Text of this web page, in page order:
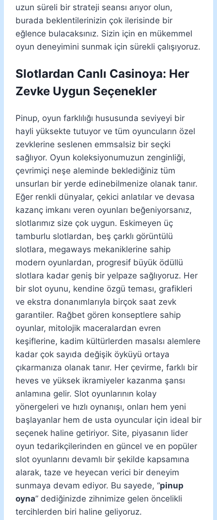
uzun süreli bir strateji seansı arıyor olun,
burada beklentilerinizin çok ilerisinde bir
eğlence bulacaksınız. Sizin için en mükemmel
oyun deneyimini sunmak için sürekli çalışıyoruz.
Slotlardan Canlı Casinoya: Her
Zevke Uygun Seçenekler
Pinup, oyun farklılığı hususunda seviyeyi bir
hayli yüksekte tutuyor ve tüm oyuncuların özel
zevklerine seslenen emmsalsiz bir seçki
sağlıyor. Oyun koleksiyonumuzun zenginliği,
çevrimiçi neşe aleminde beklediğiniz tüm
unsurları bir yerde edinebilmenize olanak tanır.
Eğer renkli dünyalar, çekici anlatılar ve devasa
kazanç imkanı veren oyunları beğeniyorsanız,
slotlarımız size çok uygun. Eskimeyen üç
tamburlu slotlardan, beş çarklı görüntülü
slotlara, megaways mekaniklerine sahip
modern oyunlardan, progresif büyük ödüllü
slotlara kadar geniş bir yelpaze sağlıyoruz. Her
bir slot oyunu, kendine özgü teması, grafikleri
ve ekstra donanımlarıyla birçok saat zevk
garantiler. Rağbet gören konseptlere sahip
oyunlar, mitolojik maceralardan evren
keşiflerine, kadim kültürlerden masalsı alemlere
kadar çok sayıda değişik öyküyü ortaya
çıkarmanıza olanak tanır. Her çevirme, farklı bir
heves ve yüksek ikramiyeler kazanma şansı
anlamına gelir. Slot oyunlarının kolay
yönergeleri ve hızlı oynanışı, onları hem yeni
başlayanlar hem de usta oyuncular için ideal bir
seçenek haline getiriyor. Site, piyasanın lider
oyun tedarikçilerinden en güncel ve en popüler
slot oyunlarını devamlı bir şekilde kapsamına
alarak, taze ve heyecan verici bir deneyim
sunmaya devam ediyor. Bu sayede, “pinup
oyna” dediğinizde zihnimize gelen öncelikli
tercihlerden biri haline geliyoruz.